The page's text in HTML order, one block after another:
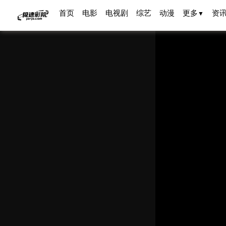
首页 电影 电视剧 综艺 动漫 更多 ▼ 资